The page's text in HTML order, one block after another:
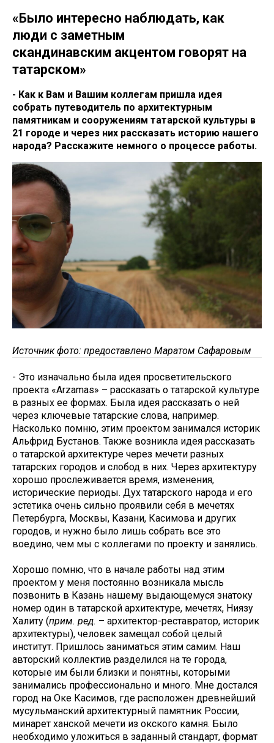
«Было интересно наблюдать, как
люди с заметным
скандинавским акцентом говорят на
татарском»
- Как к Вам и Вашим коллегам пришла идея
собрать путеводитель по архитектурным
памятникам и сооружениям татарской культуры в
21 городе и через них рассказать историю нашего
народа? Расскажите немного о процессе работы.
Источник фото: предоставлено Маратом Сафаровым
- Это изначально была идея просветительского
проекта «Arzamas» – рассказать о татарской культуре
в разных ее формах. Была идея рассказать о ней
через ключевые татарские слова, например.
Насколько помню, этим проектом занимался историк
Альфрид Бустанов. Также возникла идея рассказать
о татарской архитектуре через мечети разных
татарских городов и слобод в них. Через архитектуру
хорошо прослеживается время, изменения,
исторические периоды. Дух татарского народа и его
эстетика очень сильно проявили себя в мечетях
Петербурга, Москвы, Казани, Касимова и других
городов, и нужно было лишь собрать все это
воедино, чем мы с коллегами по проекту и занялись.
Хорошо помню, что в начале работы над этим
проектом у меня постоянно возникала мысль
позвонить в Казань нашему выдающемуся знатоку
номер один в татарской архитектуре, мечетях, Ниязу
Халиту (прим. ред. – архитектор-реставратор, историк
архитектуры), человек замещал собой целый
институт. Пришлось заниматься этим самим. Наш
авторский коллектив разделился на те города,
которые им были близки и понятны, которыми
занимались профессионально и много. Мне достался
город на Оке Касимов, где расположен древнейший
мусульманский архитектурный памятник России,
минарет ханской мечети из окского камня. Было
необходимо уложиться в заданный стандарт, формат